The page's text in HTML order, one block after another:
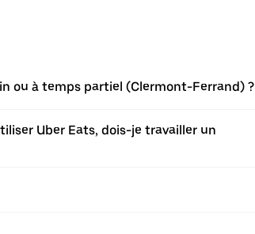
ou à temps partiel (Clermont-Ferrand) ?
Uber Eats, dois-je travailler un